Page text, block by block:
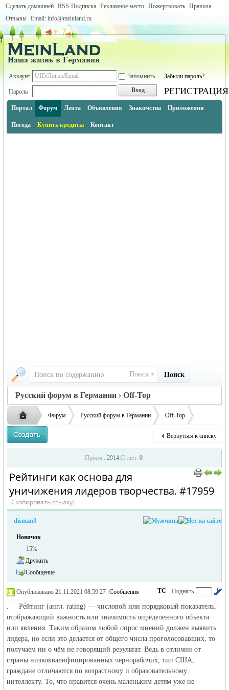
Сделать домашней RSS-Подписка Рекламное место Пожертвовать Правила
Отзывы Email: info@meinland.ru
Аккаунт Запомнить Забыли пароль?
Пароль Вход РЕГИСТРАЦИЯ
Портал Форум Лента Объявления Знакомства Приложения
Погода Купить кредиты Контакт
Поиск Поиск
Русский форум в Германии › Off-Top
жизнь и
объявления в
Форум Русский форум в Германии Off-Top
Рейтинги как основа для унич ... Вернуться к списку
Просм.: 2914 Ответ: 0
Рейтинги как основа для
уничижения лидеров творчества. #17959
[Скопировать ссылку]
disman3
Новичок
15%
Дружить
Сообщение
Поднять
ТС
Опубликовано 21.11.2021 08:59:27 Сообщения
|
. Ре́йтинг (англ. rating) — числовой или порядковый показатель,
отображающий важность или значимость определенного объекта
или явления. Таким образом любой опрос мнений должен выявить
лидера, но если это делается от общего числа проголосовавших, то
получаем ни о чём не говорящий результат. Ведь в отличии от
страны низкоквалифицированных чернорабочих, тип США,
граждане отличаются по возрастному и образовательному
интеллекту. То, что нравится очень маленьким детям уже не